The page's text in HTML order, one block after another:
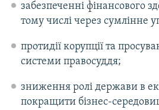
забезпеченні фінансового
тому числі через сумлінне
протидії корупції та
системи правосуддя;
зниження ролі держави в
покращити бізнес-